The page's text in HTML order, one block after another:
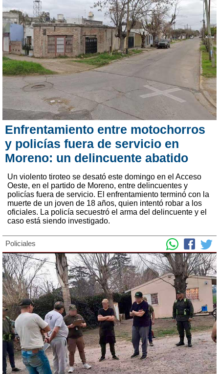
Enfrentamiento entre motochorros
y policías fuera de servicio en
Moreno: un delincuente abatido
Un violento tiroteo se desató este domingo en el Acceso
Oeste, en el partido de Moreno, entre delincuentes y
policías fuera de servicio. El enfrentamiento terminó con la
muerte de un joven de 18 años, quien intentó robar a los
oficiales. La policía secuestró el arma del delincuente y el
caso está siendo investigado.
Policiales